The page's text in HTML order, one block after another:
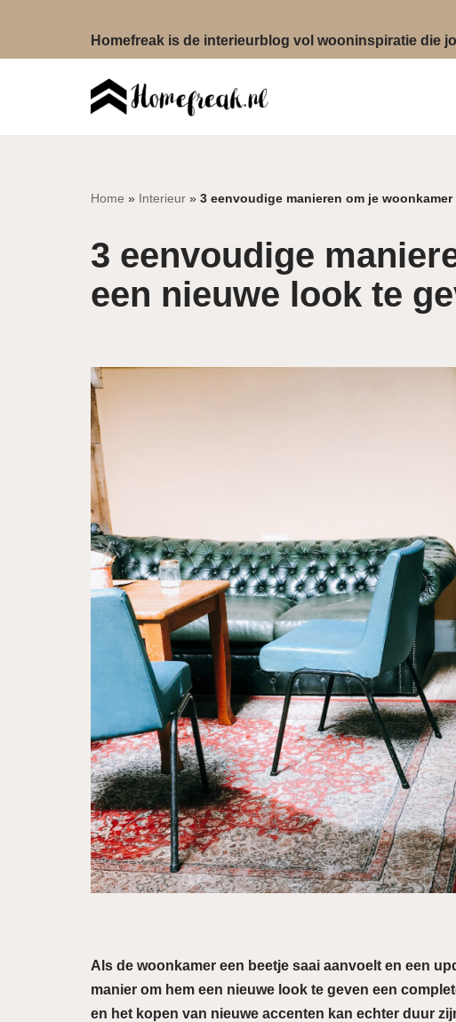
Homefreak is de interieurblog vol wooninspiratie die
Home » Interieur » 3 eenvoudige manieren om je
3 eenvoudige
een nieuwe look te
Als de woonkamer een beetje saai aanvoelt en een
manier om hem een nieuwe look te geven een
en het kopen van nieuwe accenten kan echter duur